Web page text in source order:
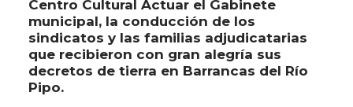
Centro Cultural Actuar el Gabinete
municipal, la conducción de los
sindicatos y las familias adjudicatarias
que recibieron con gran alegría sus
decretos de tierra en Barrancas del Río
Pipo.